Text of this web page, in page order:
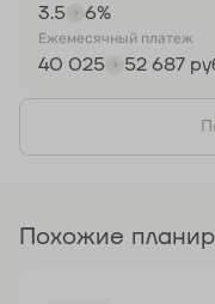
3.5 6%
Ежемесячный платеж
40 025 52 687
Похожие